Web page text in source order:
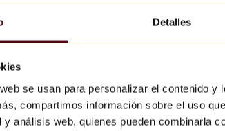
Detalles
se usan para personalizar el contenido
compartimos información sobre el uso
y análisis web, quienes pueden combinarla